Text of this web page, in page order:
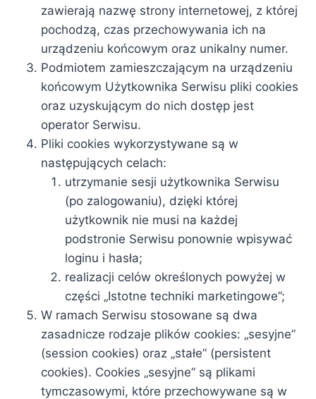
zawierają nazwę strony internetowej, z której
pochodzą, czas przechowywania ich na
urządzeniu końcowym oraz unikalny numer.
Podmiotem zamieszczającym na urządzeniu
końcowym Użytkownika Serwisu pliki cookies
oraz uzyskującym do nich dostęp jest
operator Serwisu.
Pliki cookies wykorzystywane są w
następujących celach:
utrzymanie sesji użytkownika Serwisu
(po zalogowaniu), dzięki której
użytkownik nie musi na każdej
podstronie Serwisu ponownie wpisywać
loginu i hasła;
realizacji celów określonych powyżej w
części „Istotne techniki marketingowe”;
W ramach Serwisu stosowane są dwa
zasadnicze rodzaje plików cookies: „sesyjne”
(session cookies) oraz „stałe” (persistent
cookies). Cookies „sesyjne” są plikami
tymczasowymi, które przechowywane są w